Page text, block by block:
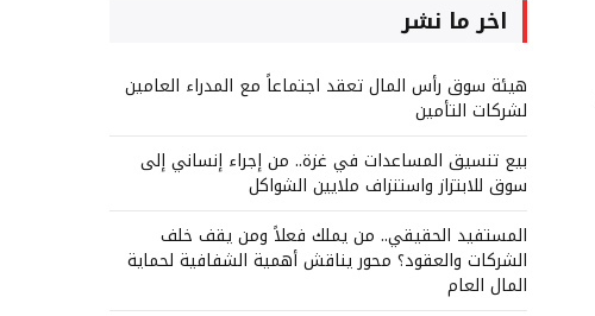
اخر ما نشر
هيئة سوق رأس المال تعقد اجتماعاً مع المدراء العامين
لشركات التأمين
بيع تنسيق المساعدات في غزة.. من إجراء إنساني إلى
سوق للابتزاز واستنزاف ملايين الشواكل
المستفيد الحقيقي.. من يملك فعلاً ومن يقف خلف
الشركات والعقود؟ محور يناقش أهمية الشفافية لحماية
المال العام